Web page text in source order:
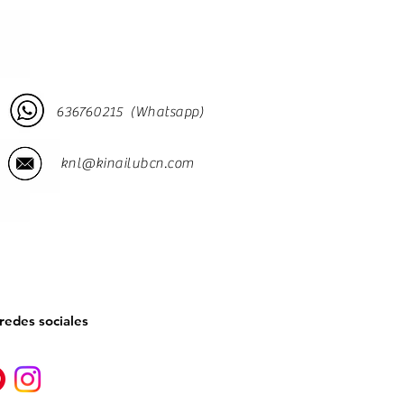
636760215 (Whatsapp)
knl@kinailubcn.com
sociales